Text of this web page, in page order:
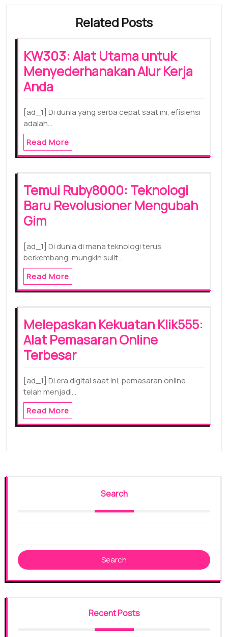
Related Posts
KW303: Alat Utama untuk
Menyederhanakan Alur Kerja
Anda
[ad_1] Di dunia yang serba cepat saat ini, efisiensi
adalah…
Read More
Temui Ruby8000: Teknologi
Baru Revolusioner Mengubah
Gim
[ad_1] Di dunia di mana teknologi terus
berkembang, mungkin sulit…
Read More
Melepaskan Kekuatan Klik555:
Alat Pemasaran Online
Terbesar
[ad_1] Di era digital saat ini, pemasaran online
telah menjadi…
Read More
Search
Search
Recent Posts